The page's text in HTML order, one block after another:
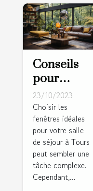
Conseils
pour
choisir les
fenêtres
idéales
pour votre
salle de
séjour à
Tours
23/10/2023
Choisir les
fenêtres idéales
pour votre salle
de séjour à Tours
peut sembler une
tâche complexe.
Cependant,...